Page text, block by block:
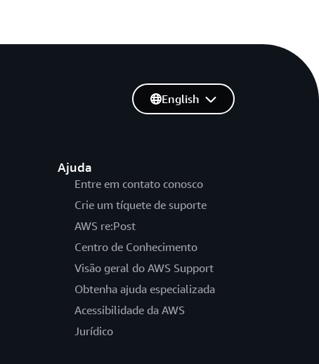
Ajuda
Entre em contato conosco
Crie um tíquete de suporte
AWS re:Post
Centro de Conhecimento
Visão geral do AWS Support
Obtenha ajuda especializada
Acessibilidade da AWS
Jurídico
English